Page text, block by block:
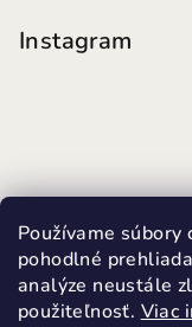
Používame súbory
pohodlné
analýze neustále
použiteľnosť. Viac
Instagram